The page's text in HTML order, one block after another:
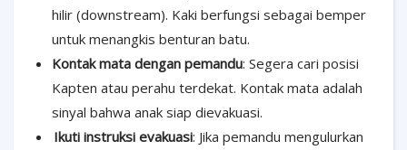
hilir (downstream). Kaki berfungsi sebagai bemper
untuk menangkis benturan batu.
Kontak mata dengan pemandu: Segera cari posisi
Kapten atau perahu terdekat. Kontak mata adalah
sinyal bahwa anak siap dievakuasi.
Ikuti instruksi evakuasi: Jika pemandu mengulurkan